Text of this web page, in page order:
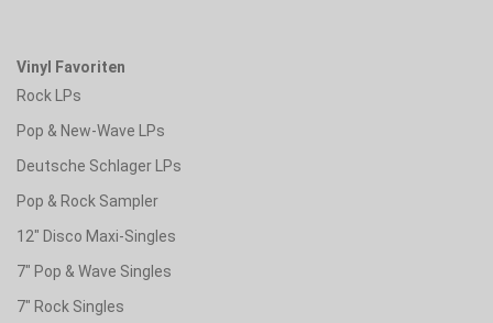
Vinyl Favoriten
Rock LPs
Pop & New-Wave LPs
Deutsche Schlager LPs
Pop & Rock Sampler
12" Disco Maxi-Singles
7" Pop & Wave Singles
7" Rock Singles